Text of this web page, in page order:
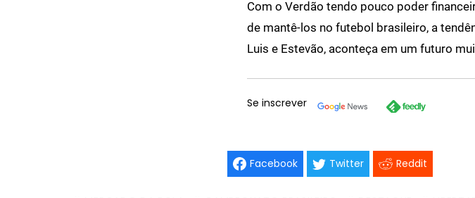
Com o Verdão tendo pouco poder
de mantê-los no futebol brasileiro, a
Luis e Estevão, aconteça em um futuro
Se inscrever
Facebook Twitter Reddit